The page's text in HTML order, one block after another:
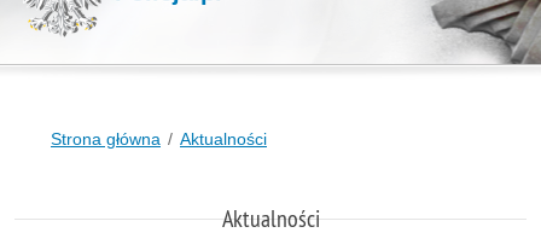
Strona główna Aktualności
Aktualności